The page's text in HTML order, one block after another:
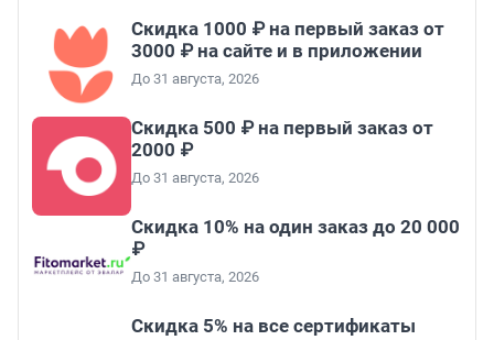
Скидка 1000 ₽ на первый заказ от
3000 ₽ на сайте и в приложении
До 31 августа, 2026
Скидка 500 ₽ на первый заказ от
2000 ₽
До 31 августа, 2026
Скидка 10% на один заказ до 20 000
₽
До 31 августа, 2026
Скидка 5% на все сертификаты